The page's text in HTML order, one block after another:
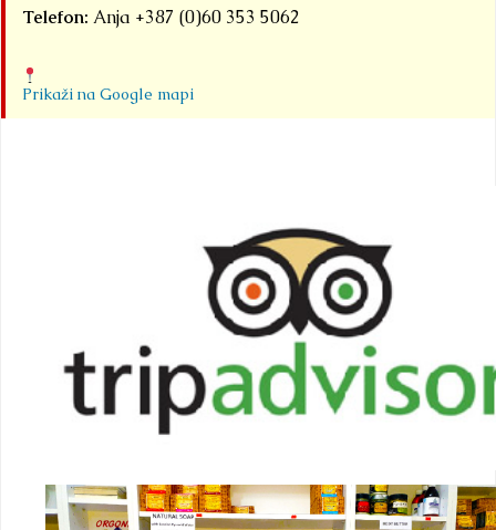
Telefon: Anja +387 (0)60 353 5062
Prikaži na Google mapi